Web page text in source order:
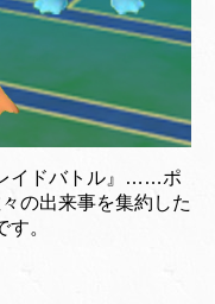
イドバトル』……ポ
の出来事を集約した
。